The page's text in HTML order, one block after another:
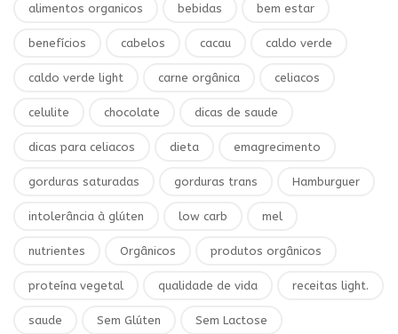
alimentos organicos bebidas bem estar
benefícios cabelos cacau caldo verde
caldo verde light carne orgânica celiacos
celulite chocolate dicas de saude
dicas para celiacos dieta emagrecimento
gorduras saturadas gorduras trans Hamburguer
intolerância à glúten low carb mel
nutrientes Orgânicos produtos orgânicos
proteína vegetal qualidade de vida receitas light.
saude Sem Glúten Sem Lactose